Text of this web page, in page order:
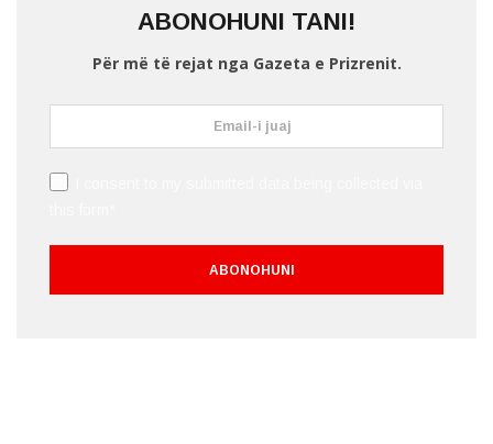
ABONOHUNI TANI!
Për më të rejat nga Gazeta e Prizrenit.